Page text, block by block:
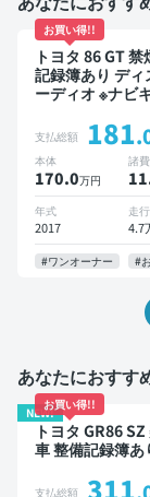
お買い得!!
トヨタ 86 GT
記録簿あり ディ
ーディオ ※ナビ
トキー ETC バッ
ー
支払総額 181
本体
170.0万円
諸
11
年式
2017
走
4.7
#ワンオーナー #
あなたにおすす
NEW!
お買い得!!
トヨタ GR86
車 整備記録簿あ
支払総額 311